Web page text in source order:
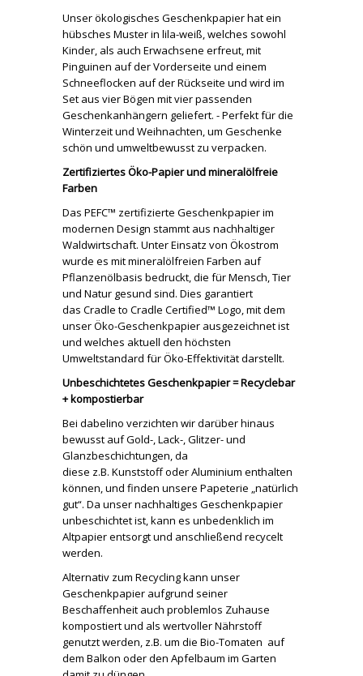
Unser ökologisches Geschenkpapier hat ein
hübsches Muster in lila-weiß, welches sowohl
Kinder, als auch Erwachsene erfreut, mit
Pinguinen auf der Vorderseite und einem
Schneeflocken auf der Rückseite und wird im
Set aus vier Bögen mit vier passenden
Geschenkanhängern geliefert. - Perfekt für die
Winterzeit und Weihnachten, um Geschenke
schön und umweltbewusst zu verpacken.
Zertifiziertes Öko-Papier und mineralölfreie
Farben
Das PEFC™ zertifizierte Geschenkpapier im
modernen Design stammt aus nachhaltiger
Waldwirtschaft. Unter Einsatz von Ökostrom
wurde es mit mineralölfreien Farben auf
Pflanzenölbasis bedruckt, die für Mensch, Tier
und Natur gesund sind. Dies garantiert
das Cradle to Cradle Certified™ Logo, mit dem
unser Öko-Geschenkpapier ausgezeichnet ist
und welches aktuell den höchsten
Umweltstandard für Öko-Effektivität darstellt.
Unbeschichtetes Geschenkpapier = Recyclebar
+ kompostierbar
Bei dabelino verzichten wir darüber hinaus
bewusst auf Gold-, Lack-, Glitzer- und
Glanzbeschichtungen, da
diese z.B. Kunststoff oder Aluminium enthalten
können, und finden unsere Papeterie „natürlich
gut“. Da unser nachhaltiges Geschenkpapier
unbeschichtet ist, kann es unbedenklich im
Altpapier entsorgt und anschließend recycelt
werden.
Alternativ zum Recycling kann unser
Geschenkpapier aufgrund seiner
Beschaffenheit auch problemlos Zuhause
kompostiert und als wertvoller Nährstoff
genutzt werden, z.B. um die Bio-Tomaten auf
dem Balkon oder den Apfelbaum im Garten